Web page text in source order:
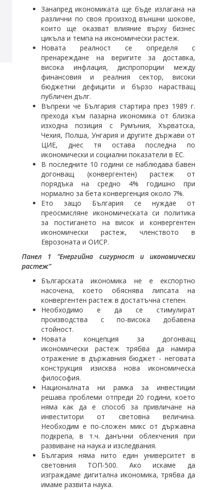
Занапред икономиката ще бъде излагана на
различни по своя произход външни шокове,
които ще оказват влияние върху бизнес
цикъла и темпа на икономически растеж.
Новата реалност се определя с
пренареждане на веригите за доставка,
висока инфлация, диспропорции между
финансовия и реалния сектор, високи
бюджетни дефицити и бързо нарастващ
публичен дълг.
Въпреки че България стартира през 1989 г.
прехода към пазарна икономика от близка
изходна позиция с Румъния, Хърватска,
Чехия, Полша, Унгария и другите държави от
ЦИЕ, днес тя остава последна по
икономически и социални показатели в ЕС.
В последните 10 години се наблюдава бавен
догонващ (конвергентен) растеж от
порядъка на средно 4% годишно при
нормално за бета конвергенция около 7%.
Ето защо България се нуждае от
преосмисляне икономическата си политика
за постигането на висок и конвергентен
икономически растеж, членството в
Еврозоната и ОИСР.
Панел 1 “Енергийна сигурност и икономически
растеж“
Българската икономика не е експортно
насочена, което обяснява липсата на
конвергентен растеж в достатъчна степен.
Необходимо е да се стимулират
производства с по-висока добавена
стойност.
Новата концепция за догонващ
икономически растеж трябва да намира
отражение в държавния бюджет - неговата
конструкция изисква нова икономическа
философия.
Националната ни рамка за инвестиции
решава проблеми отпреди 20 години, което
няма как да е способ за привличане на
инвеститори от световна величина.
Необходим е по-сложен микс от държавна
подкрепа, в т.ч. данъчни облекчения при
развиване на наука и изследвания.
България няма нито един университет в
световния ТОП-500. Ако искаме да
изграждаме дигитална икономика, трябва да
имаме развита наука.